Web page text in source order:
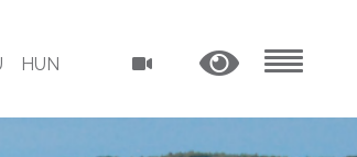
HUN